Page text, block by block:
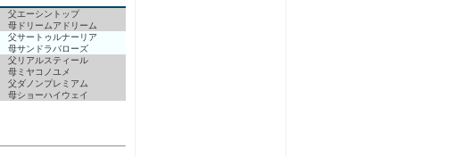
父エーシントップ
母ドリームアドリーム
父サートゥルナーリア
母サンドラバローズ
父リアルスティール
母ミヤコノユメ
父ダノンプレミアム
母ショーハイウェイ